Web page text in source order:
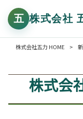
株式会社五力 HOME >
株式会